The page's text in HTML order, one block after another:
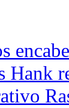
Hank